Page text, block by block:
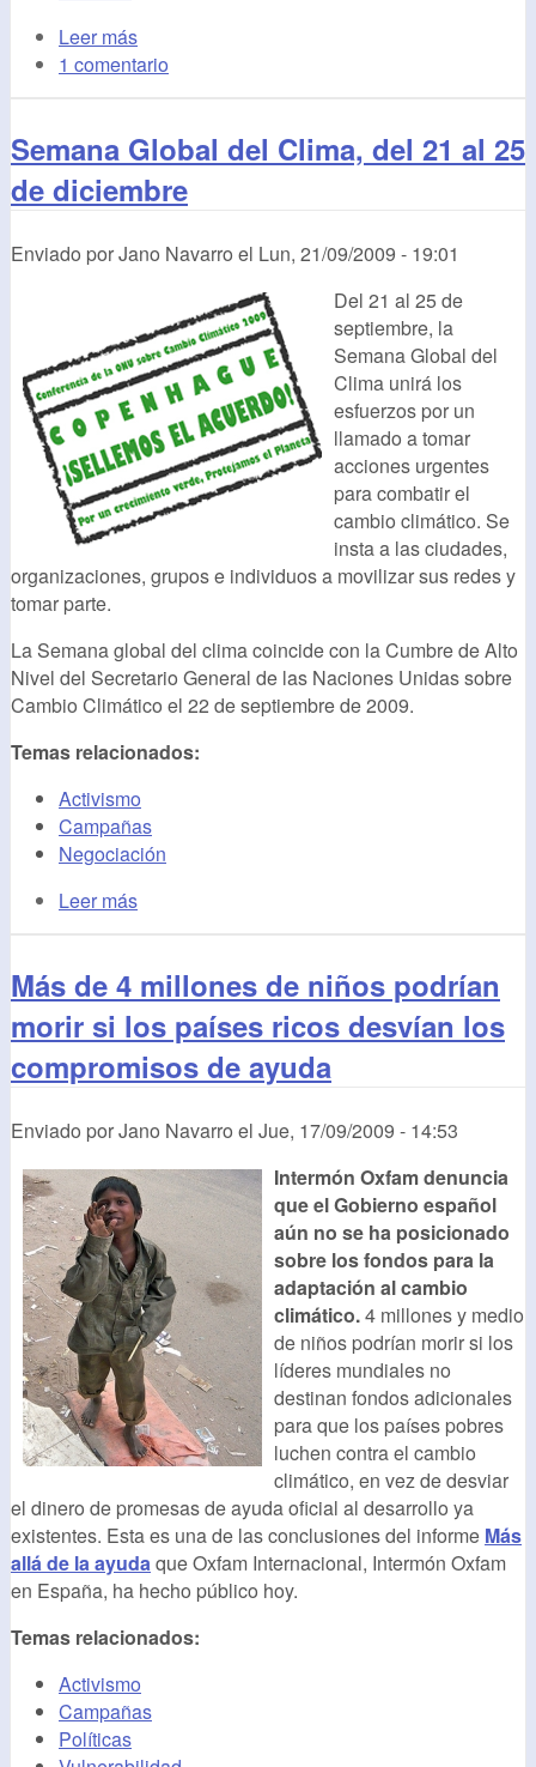
Leer más
1 comentario
Semana Global del Clima, del 21 al 25
de diciembre
Enviado porJano Navarro el Lun, 21/09/2009 - 19:01
Del 21 al 25 de
septiembre, la
Semana Global del
Clima unirá los
esfuerzos por un
llamado a tomar
acciones urgentes
para combatir el
cambio climático. Se
insta a las ciudades,
organizaciones, grupos e individuos a movilizar sus redes y
tomar parte.
La Semana global del clima coincide con la Cumbre de Alto
Nivel del Secretario General de las Naciones Unidas sobre
Cambio Climático el 22 de septiembre de 2009.
Temas relacionados:
Activismo
Campañas
Negociación
Leer más
Más de 4 millones de niños podrían
morir si los países ricos desvían los
compromisos de ayuda
Enviado porJano Navarro el Jue, 17/09/2009 - 14:53
Intermón Oxfam denuncia
que el Gobierno español
aún no se ha posicionado
sobre los fondos para la
adaptación al cambio
climático.4 millones y medio
de niños podrían morir si los
líderes mundiales no
destinan fondos adicionales
para que los países pobres
luchen contra el cambio
climático, en vez de desviar
el dinero de promesas de ayuda oficial al desarrollo ya
existentes. Esta es una de las conclusiones del informe Más
allá de la ayuda que Oxfam Internacional, Intermón Oxfam
en España, ha hecho público hoy.
Temas relacionados:
Activismo
Campañas
Políticas